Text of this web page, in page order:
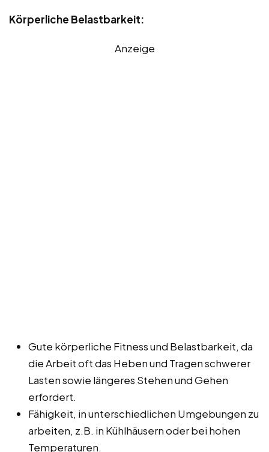
Körperliche Belastbarkeit:
Anzeige
Gute körperliche Fitness und Belastbarkeit, da
die Arbeit oft das Heben und Tragen schwerer
Lasten sowie längeres Stehen und Gehen
erfordert.
Fähigkeit, in unterschiedlichen Umgebungen zu
arbeiten, z.B. in Kühlhäusern oder bei hohen
Temperaturen.